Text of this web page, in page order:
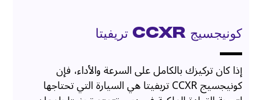
كونيجسيج Ccxr تريفيتا
إذا كان تركيزك بالكامل على السرعة والأداء، فإن
كونيجسيج CCXR تريفيتا هي السيارة التي تحتاجها